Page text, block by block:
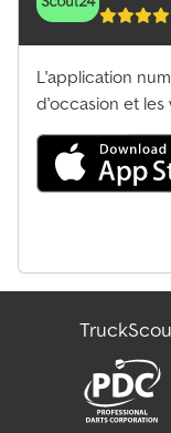
L'application
d'occasion et les